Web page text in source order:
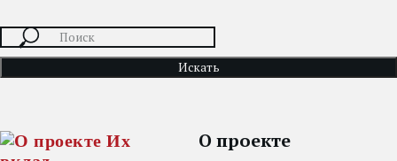
Искать
О проекте